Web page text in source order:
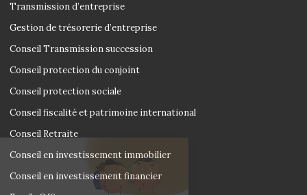
Salut c'est nous...
les Cookies !
Transmission d’entreprise
Gestion de trésorerie d’entreprise
Conseil Transmission succession
Conseil protection du conjoint
Conseil protection sociale
Conseil fiscalité et patrimoine international
Conseil Retraite
Conseil en investissement immobilier
Conseil en investissement financier